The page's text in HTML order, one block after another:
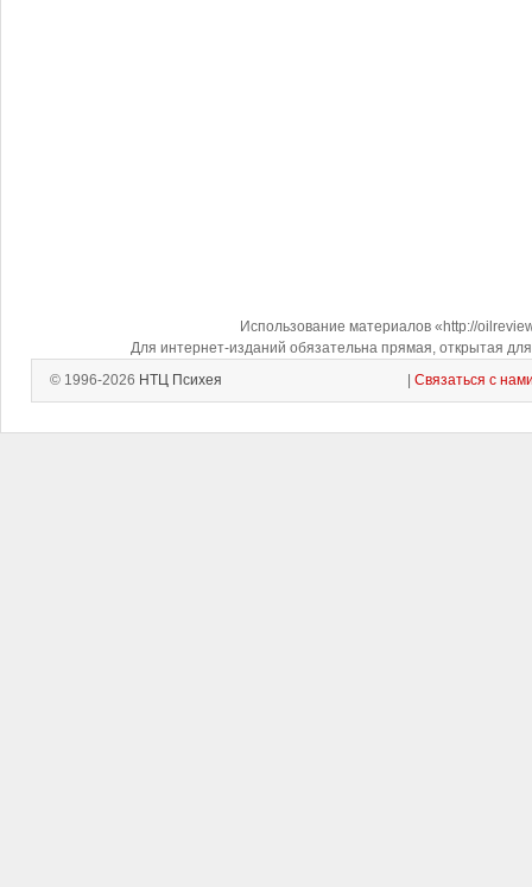
Использование материалов «http://
Для интернет-изданий обязательна прямая, открытая
© 1996-2026 НТЦ Психея Связаться с